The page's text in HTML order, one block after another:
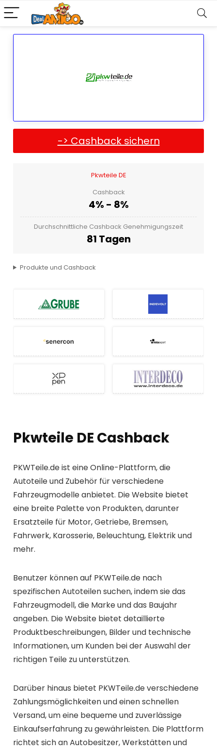
-> Cashback sichern
Pkwteile DE
Cashback
4% - 8%
Durchschnittliche Cashback Genehmigungszeit
81 Tagen
Produkte und Cashback
Pkwteile DE Cashback
PKWTeile.de ist eine Online-Plattform, die
Autoteile und Zubehör für verschiedene
Fahrzeugmodelle anbietet. Die Website bietet
eine breite Palette von Produkten, darunter
Ersatzteile für Motor, Getriebe, Bremsen,
Fahrwerk, Karosserie, Beleuchtung, Elektrik und
mehr.
Benutzer können auf PKWTeile.de nach
spezifischen Autoteilen suchen, indem sie das
Fahrzeugmodell, die Marke und das Baujahr
angeben. Die Website bietet detaillierte
Produktbeschreibungen, Bilder und technische
Informationen, um Kunden bei der Auswahl der
richtigen Teile zu unterstützen.
Darüber hinaus bietet PKWTeile.de verschiedene
Zahlungsmöglichkeiten und einen schnellen
Versand, um eine bequeme und zuverlässige
Einkaufserfahrung zu gewährleisten. Die Plattform
richtet sich an Autobesitzer, Werkstätten und